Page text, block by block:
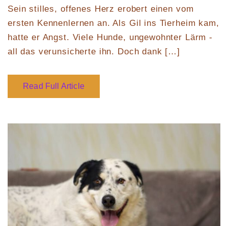
Sein stilles, offenes Herz erobert einen vom
ersten Kennenlernen an. Als Gil ins Tierheim kam,
hatte er Angst. Viele Hunde, ungewohnter Lärm -
all das verunsicherte ihn. Doch dank […]
Read Full Article